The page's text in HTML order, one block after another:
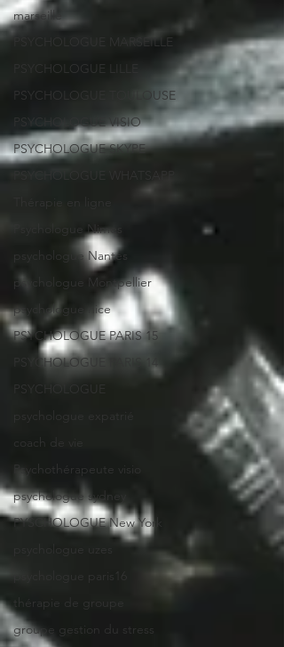
marseille
PSYCHOLOGUE MARSEILLE
PSYCHOLOGUE LILLE
PSYCHOLOGUE TOULOUSE
PSYCHOLOGUE VISIO
PSYCHOLOGUE SKYPE
Psychologue Nimes
psychologue Nantes
psychologue Montpellier
psychologue nice
PSYCHOLOGUE PARIS 15
PSYCHOLOGUE PARIS 14
psychologue expatrié
coach de vie
Psychothérapeute visio
psychologue sydney
PYSCHOLOGUE New York
psychologue paris16
thérapie de groupe
groupe gestion du stress